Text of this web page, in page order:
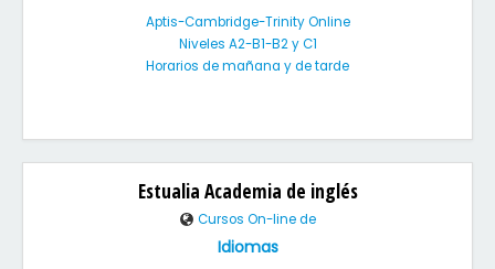
Aptis-Cambridge-Trinity Online
Niveles A2-B1-B2 y C1
Horarios de mañana y de tarde
Estualia Academia de inglés
Cursos On-line de
Idiomas